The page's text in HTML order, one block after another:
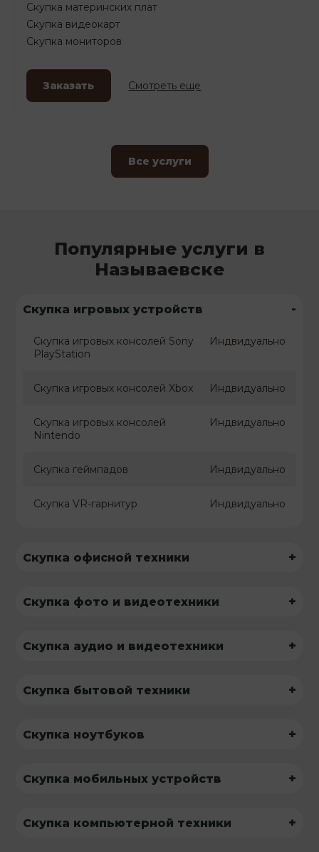
Скупка материнских плат
Скупка видеокарт
Скупка мониторов
Заказать Смотреть еще
Все услуги
Популярные услуги в
Называевске
Скупка игровых устройств -
Скупка игровых консолей Sony
PlayStation
Индвидуально
Скупка игровых консолей Xbox Индвидуально
Скупка игровых консолей
Nintendo
Индвидуально
Скупка геймпадов Индвидуально
Скупка VR-гарнитур Индвидуально
Скупка офисной техники +
Скупка фото и видеотехники +
Скупка аудио и видеотехники +
Скупка бытовой техники +
Скупка ноутбуков +
Скупка мобильных устройств +
Скупка компьютерной техники +